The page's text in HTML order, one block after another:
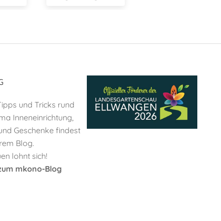
und Tricks rund
Inneneinrichtung,
Geschenke findest
Blog.
lohnt sich!
mkono-Blog